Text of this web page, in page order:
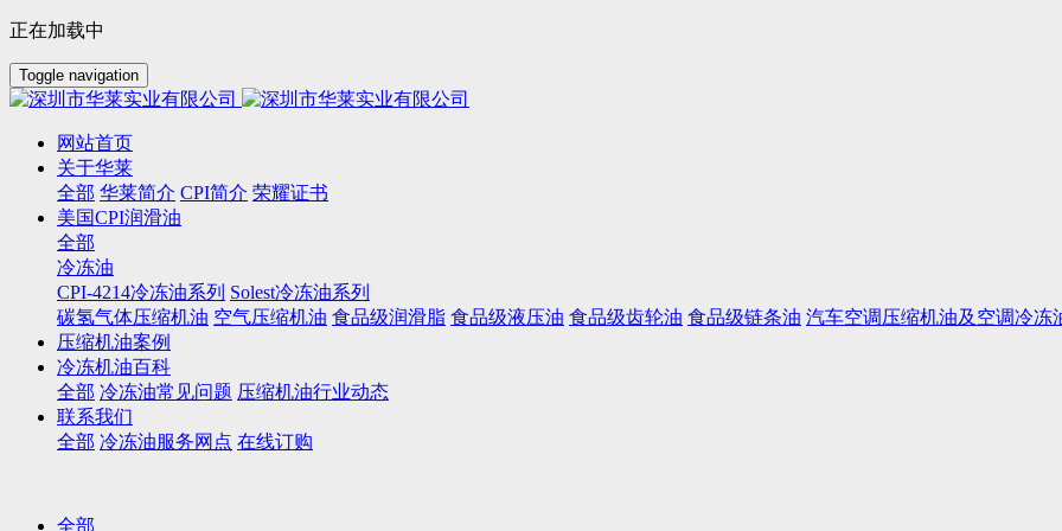
正在加载中
Toggle navigation
网站首页
关于华莱
全部 华莱简介 CPI简介 荣耀证书
美国CPI润滑油
全部
冷冻油
CPI-4214冷冻油系列 Solest冷冻油系列
碳氢气体压缩机油 空气压缩机油 食品级润滑脂 食品级液压油 食品级齿轮油 食品级链条油 汽车空调压缩机油及空调冷冻
压缩机油案例
冷冻机油百科
全部 冷冻油常见问题 压缩机油行业动态
联系我们
全部 冷冻油服务网点 在线订购
全部